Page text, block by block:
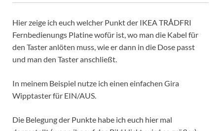
Hier zeige ich euch welcher Punkt der IKEA TRÅDFRI
Fernbedienungs Platine wofür ist, wo man die Kabel für
den Taster anlöten muss, wie er dann in die Dose passt
und man den Taster anschließt.
In meinem Beispiel nutze ich einen einfachen Gira
Wipptaster für EIN/AUS.
Die Belegung der Punkte habe ich euch hier mal